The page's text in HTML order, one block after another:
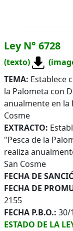
Ley N° 6728
(texto)
TEMA: Establece
la Palometa con
anualmente en la
Cosme
EXTRACTO:
"Pesca de la
realiza
San Cosme
FECHA DE
FECHA DE
2155
FECHA P.B.O.: 30/
ESTADO DE LA